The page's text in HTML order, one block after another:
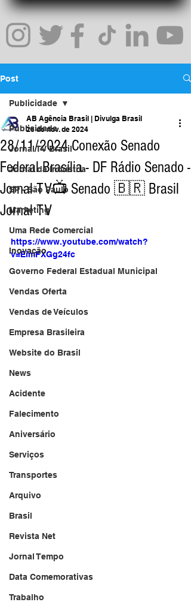
Post
Publicidade
Jornal TV Brasil
Jornal da Indústria
SP - São Paulo
Marketing
Uma Rede Comercial
Inovação
Governo Federal Estadual Municipal
Vendas Oferta
Vendas de Veículos
Empresa Brasileira
Website do Brasil
News
Acidente
Falecimento
Aniversário
Serviços
Transportes
Arquivo
Brasil
Revista Net
Jornal Tempo
Data Comemorativas
Trabalho
Publicidade
28/11/2024 Conexão Senado
Federal Brasília - DF Rádio Senado -
Jornal TV📺 Senado 🇧🇷 Brasil
Jornal TV
AB Agência Brasil | Divulga Brasil
28 de nov. de 2024
https://www.youtube.com/watch?
v=EimFXGg24fc